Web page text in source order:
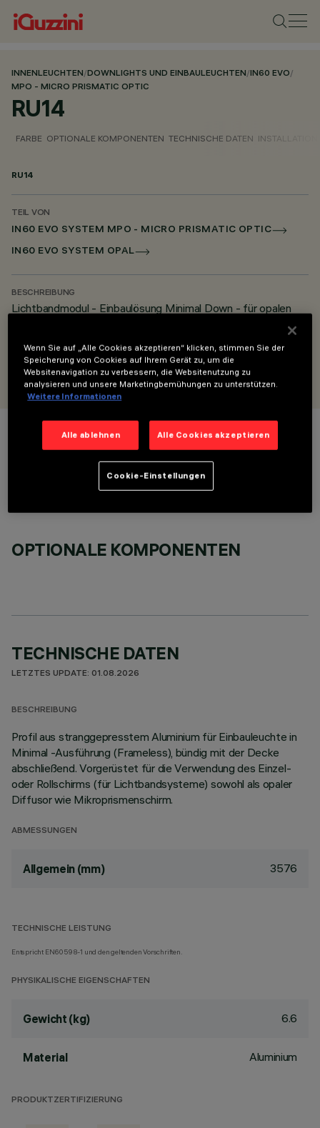
INNENLEUCHTEN/DOWNLIGHTS UND EINBAULEUCHTEN/IN60 EVO/
MPO - MICRO PRISMATIC OPTIC
RU14
FARBE OPTIONALE KOMPONENTEN TECHNISCHE DATEN INSTALLATION
RU14
TEIL VON
IN60 EVO SYSTEM MPO - MICRO PRISMATIC OPTIC
IN60 EVO SYSTEM OPAL
BESCHREIBUNG
Lichtbandmodul - Einbaulösung Minimal Down - für opalen
ENTWORFEN VON
iGuzzini
FARBE
OPTIONALE KOMPONENTEN
TECHNISCHE DATEN
LETZTES UPDATE: 01.08.2026
BESCHREIBUNG
Profil aus stranggepresstem Aluminium für Einbauleuchte in
Minimal -Ausführung (Frameless), bündig mit der Decke
abschließend. Vorgerüstet für die Verwendung des Einzel-
oder Rollschirms (für Lichtbandsysteme) sowohl als opaler
Diffusor wie Mikroprismenschirm.
ABMESSUNGEN
Allgemein (mm) 3576
TECHNISCHE LEISTUNG
Entspricht EN60598-1 und den geltenden Vorschriften.
PHYSIKALISCHE EIGENSCHAFTEN
Gewicht (kg) 6.6
Material Aluminium
PRODUKTZERTIFIZIERUNG
Wenn Sie auf „Alle Cookies akzeptieren“ klicken, stimmen Sie der
Speicherung von Cookies auf Ihrem Gerät zu, um die
Websitenavigation zu verbessern, die Websitenutzung zu
analysieren und unsere Marketingbemühungen zu unterstützen.
Weitere Informationen
Alle ablehnen Alle Cookies akzeptieren
Cookie-Einstellungen